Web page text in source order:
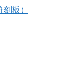
板）